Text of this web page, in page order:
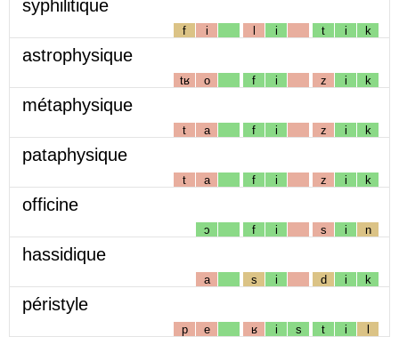
syphilitique
f i l i t i k
astrophysique
tʁ o f i z i k
métaphysique
t a f i z i k
pataphysique
t a f i z i k
officine
ɔ f i s i n
hassidique
a s i d i k
péristyle
p e ʁ i s t i l